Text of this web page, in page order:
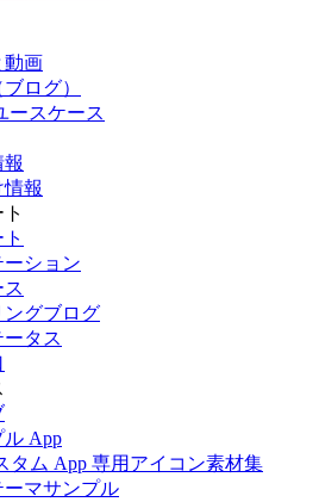
動画
ログ）
ースケース
報
ーション
ングブログ
タス
App
タム App 専用アイコン素材集
ーマサンプル